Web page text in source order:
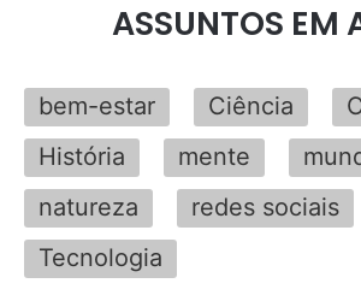
ASSUNTOS EM
bem-estar Ciência
História
mente
natureza
redes sociais
Tecnologia